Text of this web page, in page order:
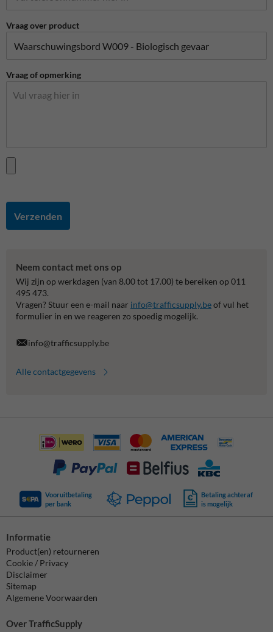
Vraag over product
Vraag of opmerking
Verzenden
Neem contact met ons op
Wij zijn op werkdagen (van 8.00 tot 17.00) te bereiken op 011
495 473.
Vragen? Stuur een e-mail naar info@trafficsupply.beof vul het
formulier in en we reageren zo spoedig mogelijk.
info@trafficsupply.be
Alle contactgegevens
Vooruitbetaling
per bank
Betaling achteraf
is mogelijk
Informatie
Product(en) retourneren
Cookie / Privacy
Disclaimer
Sitemap
Algemene Voorwaarden
Over TrafficSupply